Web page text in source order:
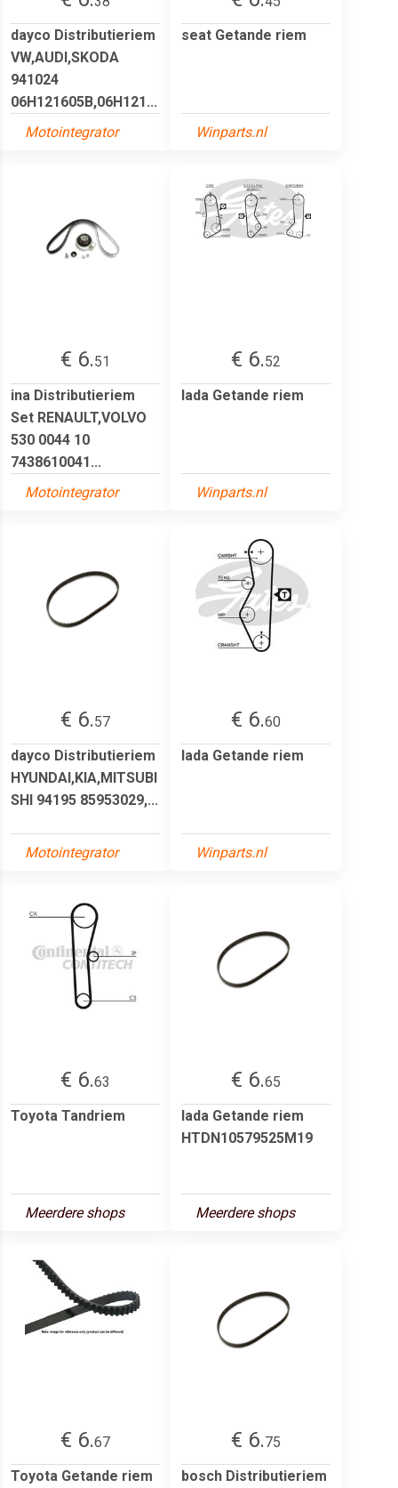
dayco Distributieriem
VW,AUDI,SKODA
941024
06H121605B,06H121...
Motointegrator
seat Getande riem
Winparts.nl
€ 6.51
ina Distributieriem
Set RENAULT,VOLVO
530 0044 10
7438610041...
Motointegrator
€ 6.52
lada Getande riem
Winparts.nl
€ 6.57
dayco Distributieriem
HYUNDAI,KIA,MITSUBI
SHI 94195 85953029,...
Motointegrator
€ 6.60
lada Getande riem
Winparts.nl
€ 6.63
Toyota Tandriem
Meerdere shops
€ 6.65
lada Getande riem
HTDN10579525M19
Meerdere shops
€ 6.67
Toyota Getande riem
€ 6.75
bosch Distributieriem